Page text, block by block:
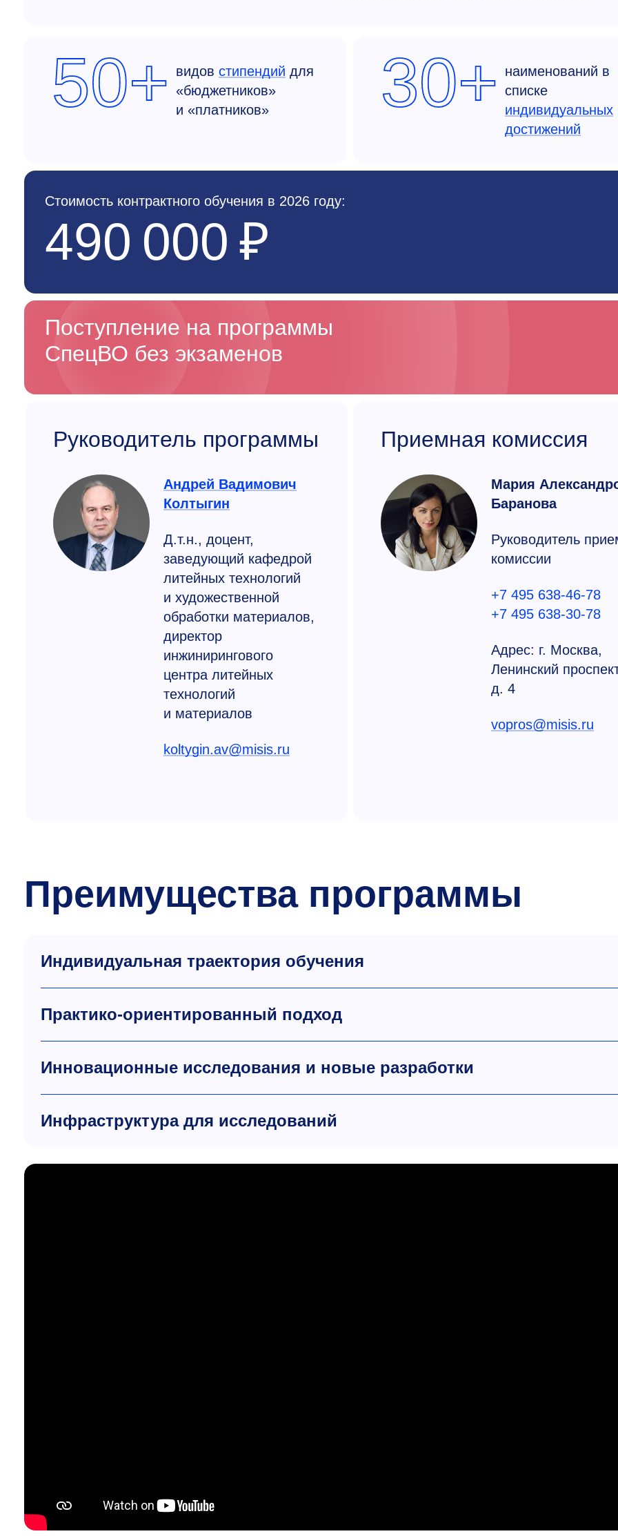
50+ видов стипендий для
«бюджетников»
и «платников»
30+
наименований в
списке
индивидуальных
достижений
Стоимость контрактного обучения в 2026 году:
490 000 ₽
Поступление на программы
СпецВО без экзаменов
Руководитель программы
Андрей Вадимович
Колтыгин
Д.т.н., доцент,
заведующий кафедрой
литейных технологий
и художественной
обработки материалов,
директор
инжинирингового
центра литейных
технологий
и материалов
koltygin.av@misis.ru
Приемная комиссия
Мария
Баранова
Руководитель
комиссии
+7 495 638-46-78
+7 495 638-30-78
Адрес: г. Москва,
Ленинский
д. 4
vopros@misis.ru
Преимущества программы
Индивидуальная траектория обучения
Практико-ориентированный подход
Инновационные исследования и новые разработки
Инфраструктура для исследований